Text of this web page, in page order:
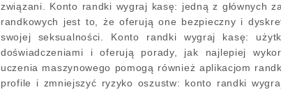
związani. Konto randki wygraj kasę: jedną z głównych
randkowych jest to, że oferują one bezpieczny i
swojej seksualności. Konto randki wygraj kasę:
doświadczeniami i oferują porady, jak najlepiej
uczenia maszynowego pomogą również aplikacjom
profile i zmniejszyć ryzyko oszustw: konto randki